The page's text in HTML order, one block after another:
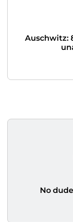
Auschwitz:
No